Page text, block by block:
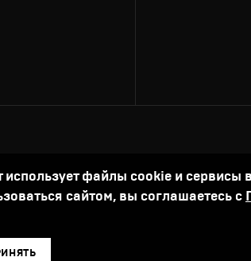
использует файлы cookie и
сайтом, вы соглашаетесь с